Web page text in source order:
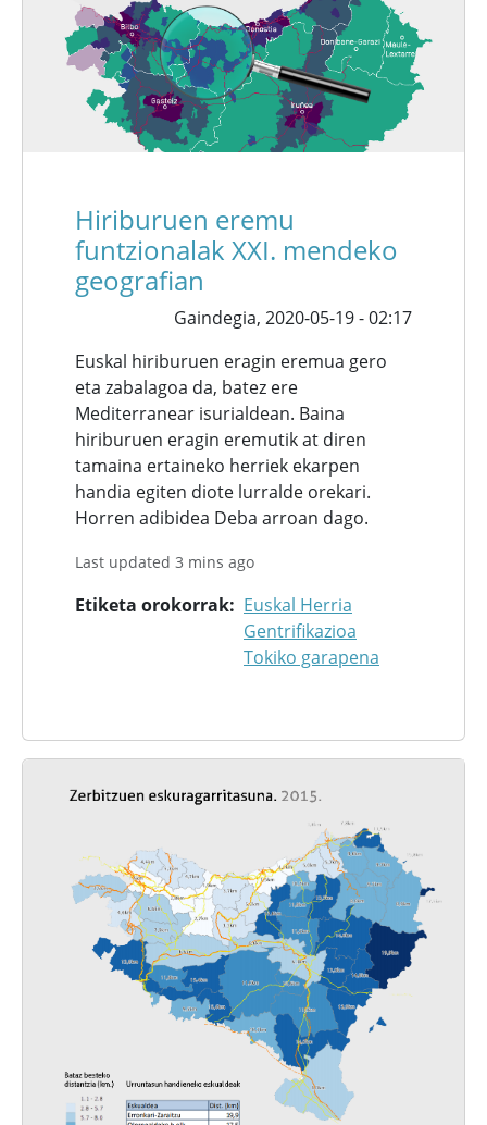
Hiriburuen eremu
funtzionalak XXI. mendeko
geografian
Gaindegia, 2020-05-19 - 02:17
Euskal hiriburuen eragin eremua gero
eta zabalagoa da, batez ere
Mediterranear isurialdean. Baina
hiriburuen eragin eremutik at diren
tamaina ertaineko herriek ekarpen
handia egiten diote lurralde orekari.
Horren adibidea Deba arroan dago.
Last updated 3 mins ago
Etiketa orokorrak
Euskal Herria
Gentrifikazioa
Tokiko garapena